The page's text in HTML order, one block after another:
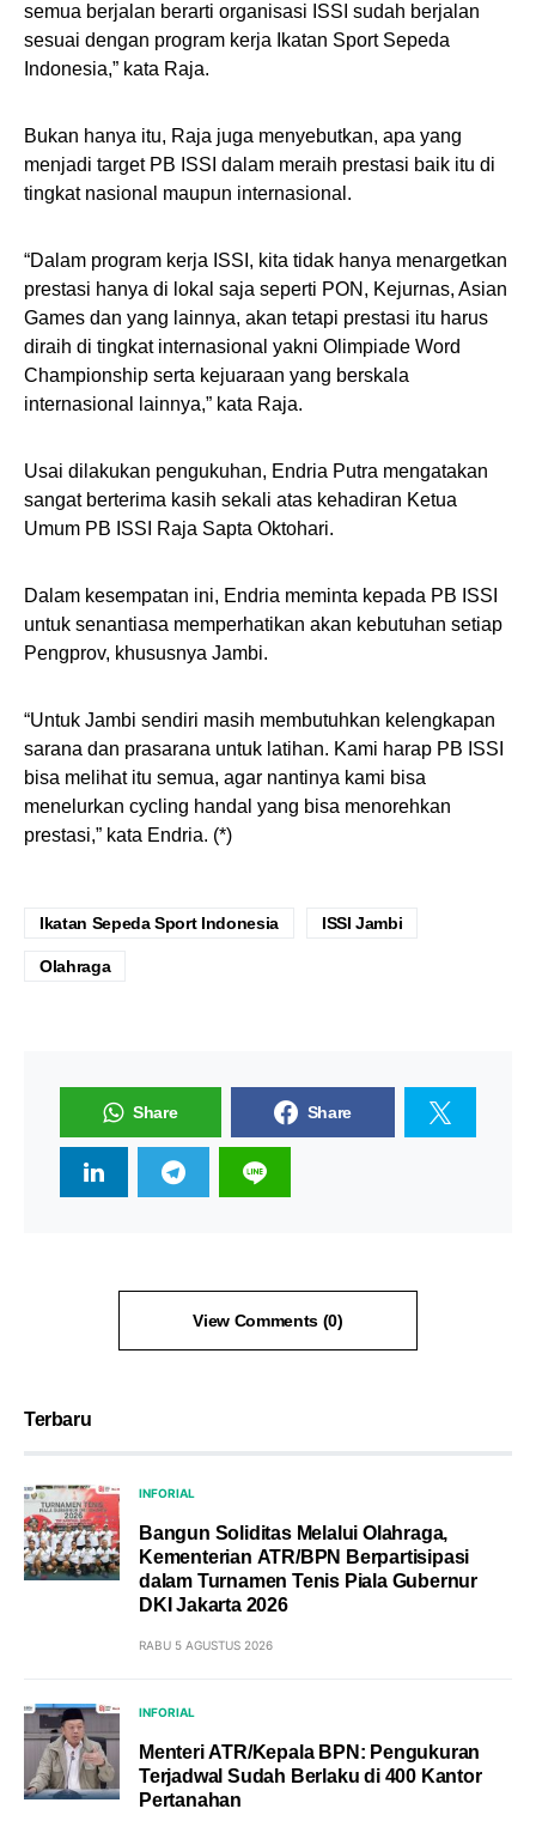
semua berjalan berarti organisasi ISSI sudah berjalan
sesuai dengan program kerja Ikatan Sport Sepeda
Indonesia,” kata Raja.
Bukan hanya itu, Raja juga menyebutkan, apa yang
menjadi target PB ISSI dalam meraih prestasi baik itu di
tingkat nasional maupun internasional.
“Dalam program kerja ISSI, kita tidak hanya menargetkan
prestasi hanya di lokal saja seperti PON, Kejurnas, Asian
Games dan yang lainnya, akan tetapi prestasi itu harus
diraih di tingkat internasional yakni Olimpiade Word
Championship serta kejuaraan yang berskala
internasional lainnya,” kata Raja.
Usai dilakukan pengukuhan, Endria Putra mengatakan
sangat berterima kasih sekali atas kehadiran Ketua
Umum PB ISSI Raja Sapta Oktohari.
Dalam kesempatan ini, Endria meminta kepada PB ISSI
untuk senantiasa memperhatikan akan kebutuhan setiap
Pengprov, khususnya Jambi.
“Untuk Jambi sendiri masih membutuhkan kelengkapan
sarana dan prasarana untuk latihan. Kami harap PB ISSI
bisa melihat itu semua, agar nantinya kami bisa
menelurkan cycling handal yang bisa menorehkan
prestasi,” kata Endria. (*)
Ikatan Sepeda Sport Indonesia ISSI Jambi
Olahraga
Share Share
View Comments (0)
Terbaru
INFORIAL
Bangun Soliditas Melalui Olahraga,
Kementerian ATR/BPN Berpartisipasi
dalam Turnamen Tenis Piala Gubernur
DKI Jakarta 2026
RABU 5 AGUSTUS 2026
INFORIAL
Menteri ATR/Kepala BPN: Pengukuran
Terjadwal Sudah Berlaku di 400 Kantor
Pertanahan